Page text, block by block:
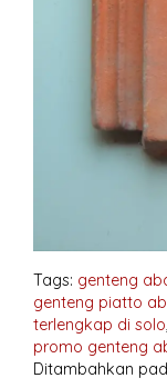
Tags: genteng
genteng piatto
terlengkap di solo,
promo genteng
Ditambahkan